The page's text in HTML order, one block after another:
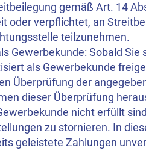
gemäß Art. 14
oder verpflichtet, an
teilzunehmen.
Gewerbekunde: Sobald
als Gewerbekunde
Überprüfung der
dieser Überprüfung
nicht erfüllt
zu stornieren. In
geleistete Zahlungen